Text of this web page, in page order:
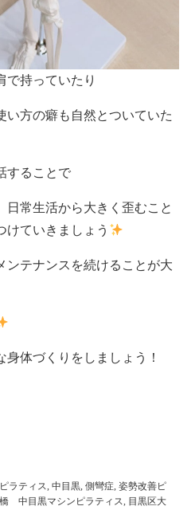
で持っていたり
い方の癖も自然とついていた
することで
日常生活から大きく歪むこと
けていきましょう
ンテナンスを続けることが大
体づくりをしましょう！
ピラティス, 中目黒, 側彎症, 姿勢改善ピ
中目黒マシンピラティス, 目黒区大